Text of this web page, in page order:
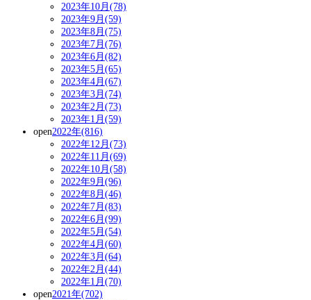
2023年10月(78)
2023年9月(59)
2023年8月(75)
2023年7月(76)
2023年6月(82)
2023年5月(65)
2023年4月(67)
2023年3月(74)
2023年2月(73)
2023年1月(59)
open2022年(816)
2022年12月(73)
2022年11月(69)
2022年10月(58)
2022年9月(96)
2022年8月(46)
2022年7月(83)
2022年6月(99)
2022年5月(54)
2022年4月(60)
2022年3月(64)
2022年2月(44)
2022年1月(70)
open2021年(702)